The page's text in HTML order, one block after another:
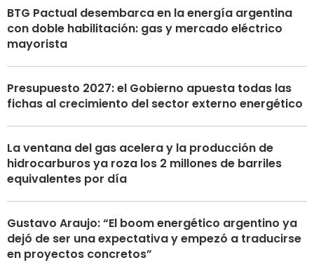
BTG Pactual desembarca en la energía argentina
con doble habilitación: gas y mercado eléctrico
mayorista
Presupuesto 2027: el Gobierno apuesta todas las
fichas al crecimiento del sector externo energético
La ventana del gas acelera y la producción de
hidrocarburos ya roza los 2 millones de barriles
equivalentes por día
Gustavo Araujo: “El boom energético argentino ya
dejó de ser una expectativa y empezó a traducirse
en proyectos concretos”